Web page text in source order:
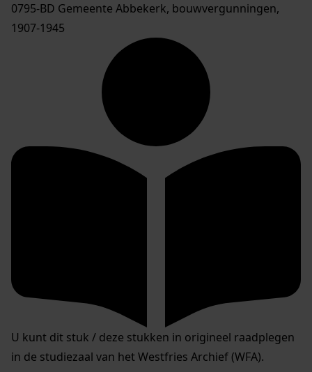
0795-BD Gemeente Abbekerk, bouwvergunningen,
1907-1945
U kunt dit stuk / deze stukken in origineel raadplegen
in de studiezaal van het Westfries Archief (WFA).